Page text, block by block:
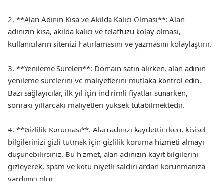
2. **Alan Adının Kısa ve Akılda Kalıcı Olması**: Alan
adınızın kısa, akılda kalıcı ve telaffuzu kolay olması,
kullanıcıların sitenizi hatırlamasını ve yazmasını kolaylaştırır.
3. **Yenileme Süreleri**: Domain satın alırken, alan adının
yenileme sürelerini ve maliyetlerini mutlaka kontrol edin.
Bazı sağlayıcılar, ilk yıl için indirimli fiyatlar sunarken,
sonraki yıllardaki maliyetleri yüksek tutabilmektedir.
4. **Gizlilik Koruması**: Alan adınızı kaydettirirken, kişisel
bilgilerinizi gizli tutmak için gizlilik koruma hizmeti almayı
düşünebilirsiniz. Bu hizmet, alan adınızın kayıt bilgilerini
gizleyerek, spam ve kötü niyetli saldırılardan korunmanıza
yardımcı olur.